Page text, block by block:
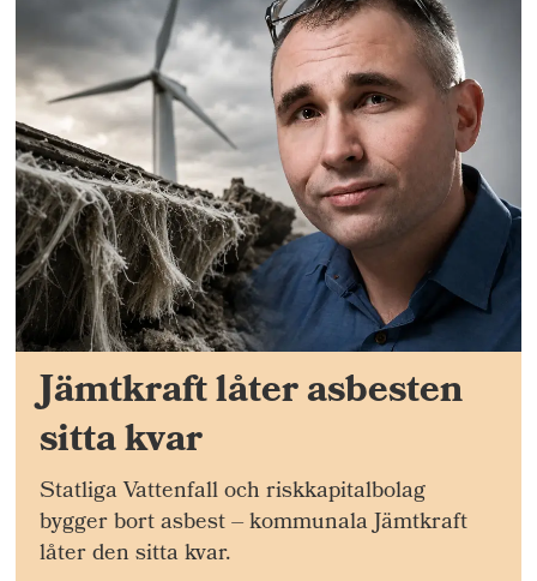
Jämtkraft låter asbesten
sitta kvar
Statliga Vattenfall och riskkapitalbolag
bygger bort asbest – kommunala Jämtkraft
låter den sitta kvar.